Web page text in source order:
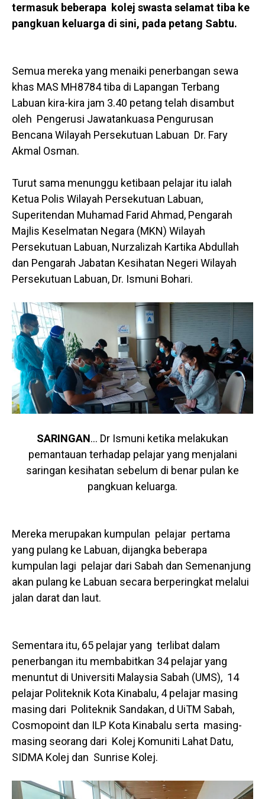
termasuk beberapa kolej swasta selamat tiba ke
pangkuan keluarga di sini, pada petang Sabtu.
Semua mereka yang menaiki penerbangan sewa
khas MAS MH8784 tiba di Lapangan Terbang
Labuan kira-kira jam 3.40 petang telah disambut
oleh Pengerusi Jawatankuasa Pengurusan
Bencana Wilayah Persekutuan Labuan Dr. Fary
Akmal Osman.
Turut sama menunggu ketibaan pelajar itu ialah
Ketua Polis Wilayah Persekutuan Labuan,
Superitendan Muhamad Farid Ahmad, Pengarah
Majlis Keselmatan Negara (MKN) Wilayah
Persekutuan Labuan, Nurzalizah Kartika Abdullah
dan Pengarah Jabatan Kesihatan Negeri Wilayah
Persekutuan Labuan, Dr. Ismuni Bohari.
SARINGAN… Dr Ismuni ketika melakukan
pemantauan terhadap pelajar yang menjalani
saringan kesihatan sebelum di benar pulan ke
pangkuan keluarga.
Mereka merupakan kumpulan pelajar pertama
yang pulang ke Labuan, dijangka beberapa
kumpulan lagi pelajar dari Sabah dan Semenanjung
akan pulang ke Labuan secara berperingkat melalui
jalan darat dan laut.
Sementara itu, 65 pelajar yang terlibat dalam
penerbangan itu membabitkan 34 pelajar yang
menuntut di Universiti Malaysia Sabah (UMS), 14
pelajar Politeknik Kota Kinabalu, 4 pelajar masing
masing dari Politeknik Sandakan, d UiTM Sabah,
Cosmopoint dan ILP Kota Kinabalu serta masing-
masing seorang dari Kolej Komuniti Lahat Datu,
SIDMA Kolej dan Sunrise Kolej.